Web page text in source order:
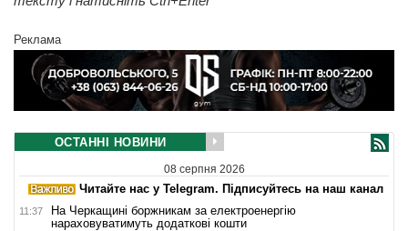
Реклама
ОСТАННІ НОВИНИ
08 серпня 2026
Читайте нас у Telegram. Підписуйтесь на наш канал
11:37
На Черкащині боржникам за електроенергію
нараховуватимуть додаткові кошти